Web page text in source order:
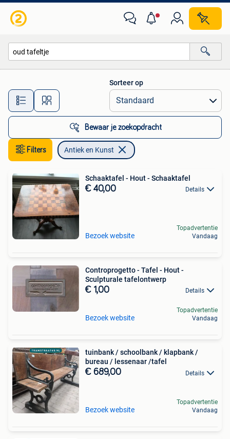
Alle afstanden…
Sorteer op
Bewaar je zoekopdracht
Filters Antiek en Kunst
Schaaktafel - Hout - Schaaktafel
€ 40,00 Details
Bezoek website
Topadvertentie
Vandaag
Controprogetto - Tafel - Hout -
Sculpturale tafelontwerp
€ 1,00 Details
Bezoek website
Topadvertentie
Vandaag
tuinbank / schoolbank / klapbank /
bureau / lessenaar /tafel
€ 689,00 Details
Bezoek website
Topadvertentie
Vandaag